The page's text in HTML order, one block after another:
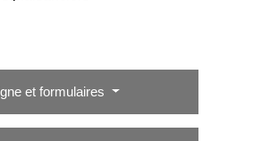
et formulaires